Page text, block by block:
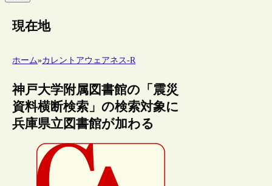
現在地
ホーム»カレントアウェアネス-R
神戸大学附属図書館の「震災
資料横断検索」の検索対象に
兵庫県立図書館が加わる